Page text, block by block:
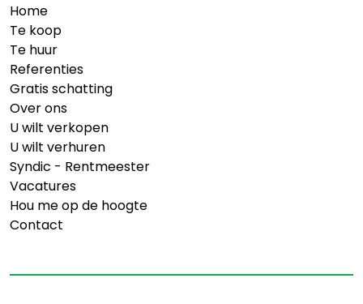
Home
Te koop
Te huur
Referenties
Gratis schatting
Over ons
U wilt verkopen
U wilt verhuren
Syndic - Rentmeester
Vacatures
Hou me op de hoogte
Contact